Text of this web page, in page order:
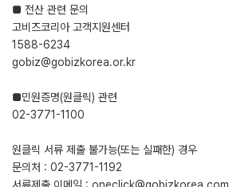
■ 전산 관련 문의
고비즈코리아 고객지원센터
1588-6234
gobiz@gobizkorea.or.kr
■민원증명(원클릭) 관련
02-3771-1100
원클릭 서류 제출 불가능(또는 실패한) 경우
문의처 : 02-3771-1192